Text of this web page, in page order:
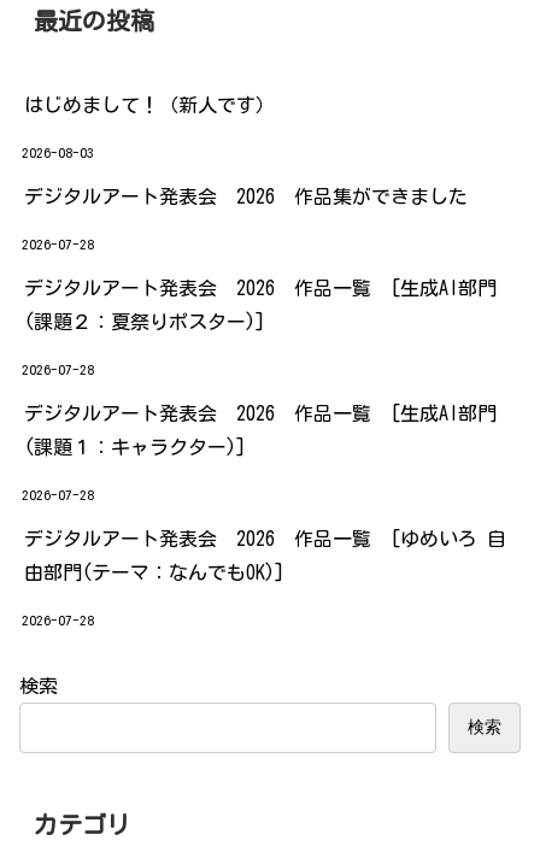
最近の投稿
はじめまして！（新人です）
2026-08-03
デジタルアート発表会 2026 作品集ができました
2026-07-28
デジタルアート発表会 2026 作品一覧 [生成AI部門
(課題２：夏祭りポスター)]
2026-07-28
デジタルアート発表会 2026 作品一覧 [生成AI部門
(課題１：キャラクター)]
2026-07-28
デジタルアート発表会 2026 作品一覧 [ゆめいろ 自
由部門(テーマ：なんでもOK)]
2026-07-28
検索
検索
カテゴリ